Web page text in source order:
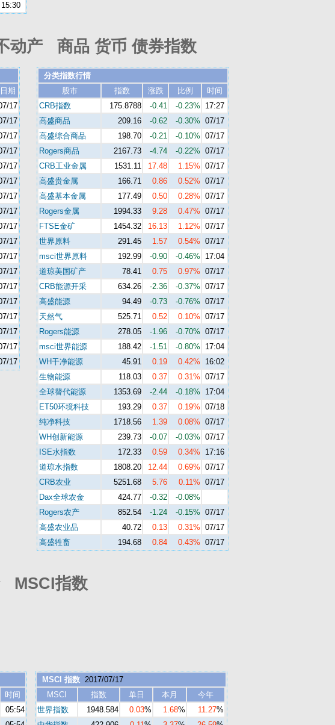
15:30
产 商品 货币 债券指数
日期
17
17
17
17
17
17
17
17
17
17
17
17
17
17
17
17
17
17
分类指数行情
股市
指数 涨跌 比例
时间
CRB指数
175.8788 -0.41 -0.23%
17:27
高盛商品
209.16 -0.62 -0.30% 07/17
高盛综合商品
198.70 -0.21 -0.10% 07/17
Rogers商品
2167.73 -4.74 -0.22% 07/17
CRB工业金属
1531.11 17.48 1.15% 07/17
高盛贵金属
166.71 0.86 0.52% 07/17
高盛基本金属
177.49 0.50 0.28% 07/17
Rogers金属
1994.33 9.28 0.47% 07/17
FTSE金矿
1454.32 16.13 1.12% 07/17
世界原料
291.45 1.57 0.54% 07/17
msci世界原料
192.99 -0.90 -0.46%
17:04
道琼美国矿产
78.41 0.75 0.97% 07/17
CRB能源开采
634.26 -2.36 -0.37% 07/17
高盛能源
94.49 -0.73 -0.76% 07/17
天然气
525.71 0.52 0.10% 07/17
Rogers能源
278.05 -1.96 -0.70% 07/17
msci世界能源
188.42 -1.51 -0.80%
17:04
WH干净能源
45.91 0.19 0.42%
16:02
生物能源
118.03 0.37 0.31% 07/17
全球替代能源
1353.69 -2.44 -0.18%
17:04
ET50环境科技
193.29 0.37 0.19% 07/18
纯净科技
1718.56 1.39 0.08% 07/17
WH创新能源
239.73 -0.07 -0.03% 07/17
ISE水指数
172.33 0.59 0.34%
17:16
道琼水指数
1808.20 12.44 0.69% 07/17
CRB农业
5251.68 5.76 0.11% 07/17
Dax全球农金
424.77 -0.32
-0.08%
Rogers农产
852.54 -1.24 -0.15% 07/17
高盛农业品
40.72 0.13 0.31% 07/17
高盛牲畜
194.68 0.84 0.43% 07/17
MSCI指数
时间
05:54
MSCI 指数 2017/07/17
MSCI
指数 单日 本月
今年
世界指数
1948.584 0.03% 1.68% 11.27%